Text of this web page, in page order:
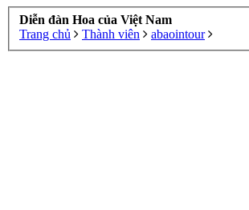
Diễn đàn Hoa của Việt Nam
Trang chủ
Thành viên abaointour